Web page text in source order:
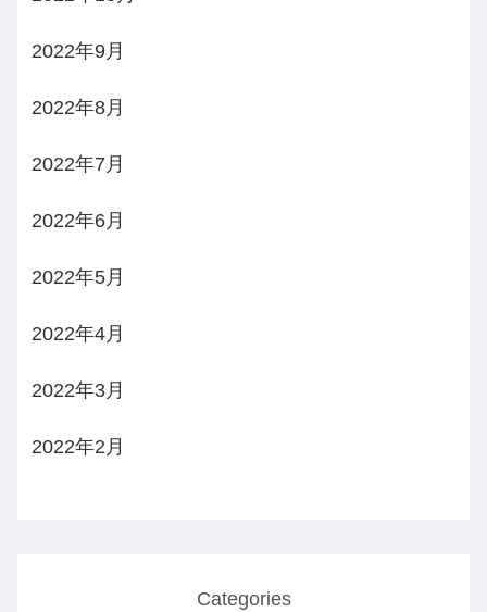
2022年9月
2022年8月
2022年7月
2022年6月
2022年5月
2022年4月
2022年3月
2022年2月
Categories